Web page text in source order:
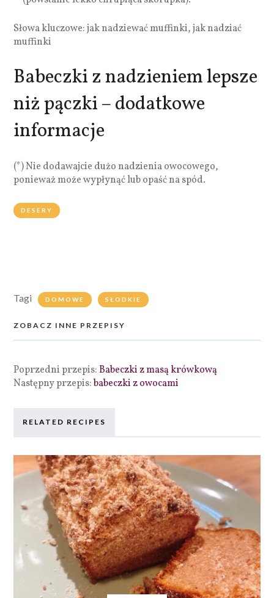
Słowa kluczowe: jak nadziewać muffinki, jak nadziać
muffinki
Babeczki z nadzieniem lepsze
niż pączki – dodatkowe
informacje
(*) Nie dodawajcie dużo nadzienia owocowego,
ponieważ może wypłynąć lub opaść na spód.
DESERY
Tagi DOMOWE SŁODKIE
ZOBACZ INNE PRZEPISY
Poprzedni przepis:Babeczki z masą krówkową
Następny przepis:babeczki z owocami
RELATED RECIPES